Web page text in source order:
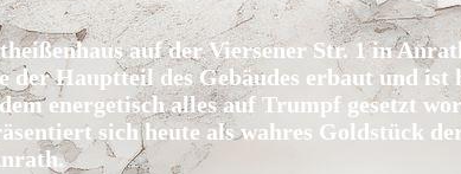
auf der Viersener Str. 1 in
der Hauptteil des Gebäudes erbaut und ist
energetisch alles auf Trumpf gesetzt
sich heute als wahres Goldstück